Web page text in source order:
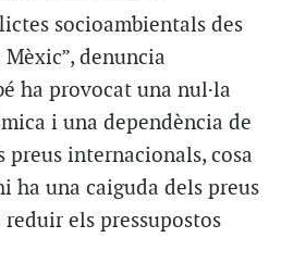
socioambientals des
denuncia
ha provocat una nul·la
i una dependència de
internacionals, cosa
ha una caiguda dels preus
els pressupostos